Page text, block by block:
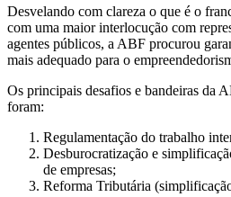
Desvelando com clareza o que é o
com uma maior interlocução com
agentes públicos, a ABF procurou
mais adequado para o
Os principais desafios e bandeiras da
foram:
Regulamentação do trabalho
Desburocratização e
de empresas;
Reforma Tributária